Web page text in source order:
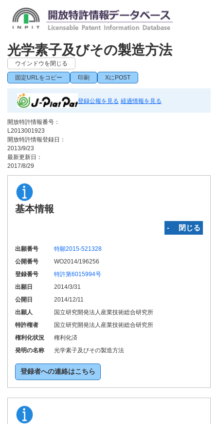
光学素子及びその製造方法
ウインドウを閉じる
固定URLをコピー 印刷 XにPOST
登録公報を見る 経過情報を見る
開放特許情報番号：
L2013001923
開放特許情報登録日：
2013/9/23
最新更新日：
2017/8/29
基本情報
‐ 閉じる
出願番号
特願2015-521328
公開番号
WO2014/196256
登録番号
特許第6015994号
出願日
2014/3/31
公開日
2014/12/11
出願人
国立研究開発法人産業技術総合研究所
特許権者
国立研究開発法人産業技術総合研究所
権利化状況
権利化済
発明の名称
光学素子及びその製造方法
登録者への連絡はこちら